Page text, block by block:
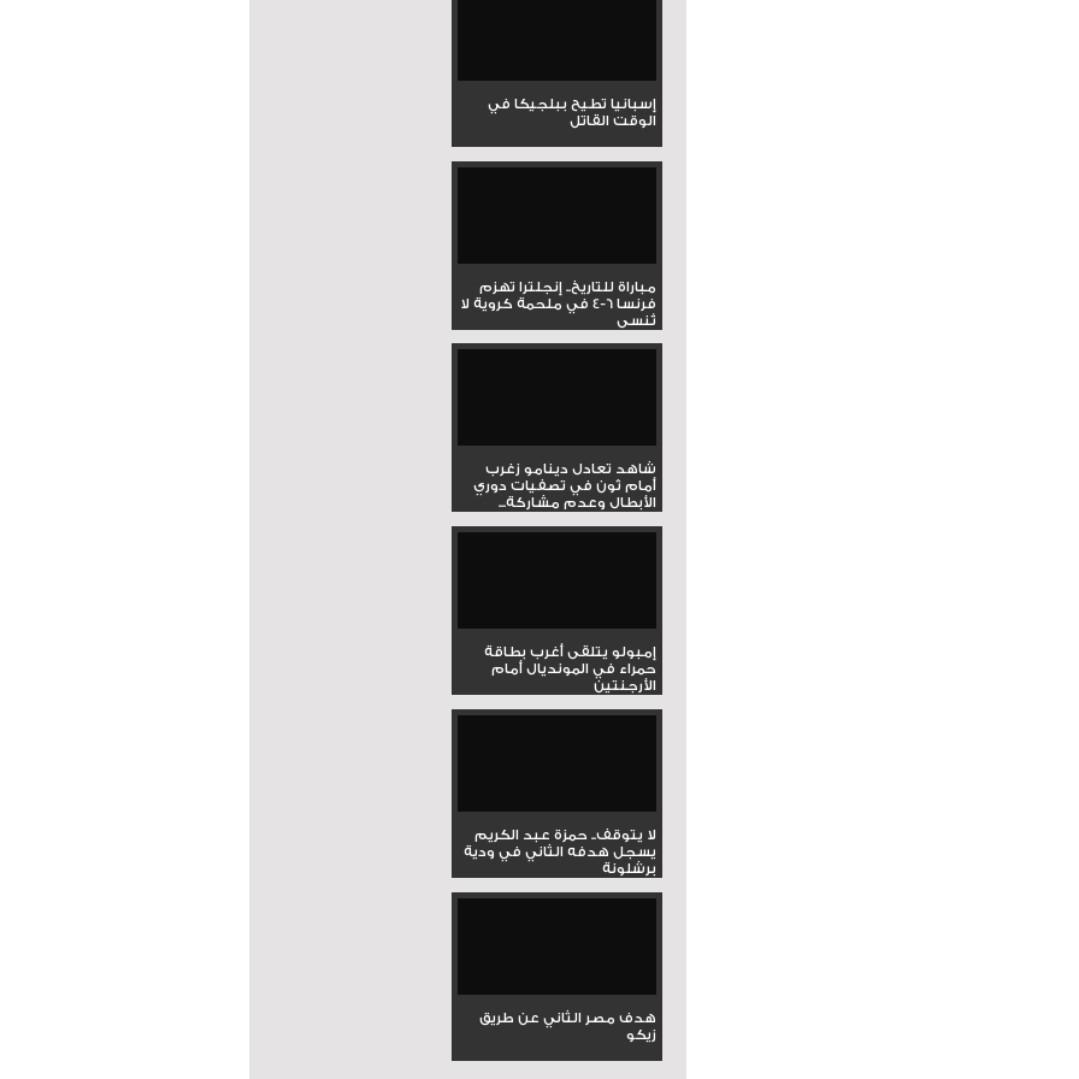
إسبانيا تطيح ببلجيكا في
الوقت القاتل
مباراة للتاريخ.. إنجلترا تهزم
فرنسا 6-4 في ملحمة كروية لا
تُنسى
شاهد تعادل دينامو زغرب
أمام ثون في تصفيات دوري
الأبطال وعدم مشاركة...
إمبولو يتلقى أغرب بطاقة
حمراء في المونديال أمام
الأرجنتين
لا يتوقف.. حمزة عبد الكريم
يسجل هدفه الثاني في ودية
برشلونة
هدف مصر الثاني عن طريق
زيكو